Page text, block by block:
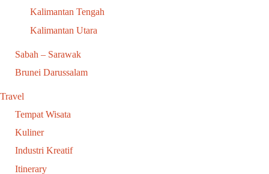
Kalimantan Tengah
Kalimantan Utara
Sabah – Sarawak
Brunei Darussalam
Travel
Tempat Wisata
Kuliner
Industri Kreatif
Itinerary